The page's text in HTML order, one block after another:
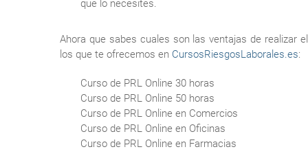
que lo necesites.
Ahora que sabes cuales son las ventajas de realizar
los que te ofrecemos en CursosRiesgosLaborales.es:
Curso de PRL Online 30 horas
Curso de PRL Online 50 horas
Curso de PRL Online en Comercios
Curso de PRL Online en Oficinas
Curso de PRL Online en Farmacias